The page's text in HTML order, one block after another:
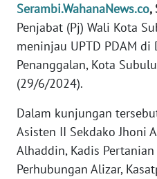
Serambi.WahanaNews.co,
Penjabat (Pj) Wali Kota
meninjau UPTD PDAM di
Penanggalan, Kota
(29/6/2024).
Dalam kunjungan
Asisten II Sekdako Jhoni
Alhaddin, Kadis
Perhubungan Alizar,
TENTANG
KAMI
PEDOMAN
SIBER
REDAKSI